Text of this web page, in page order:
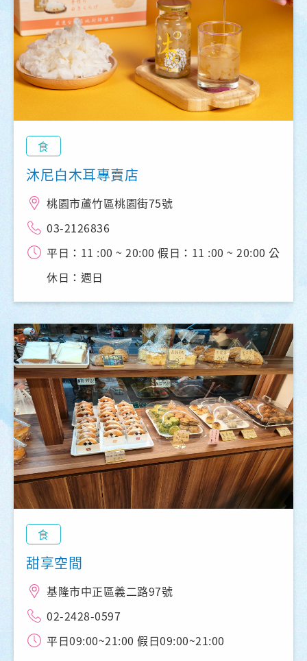
食
沐尼白木耳專賣店
桃園市蘆竹區桃園街75號
03-2126836
平日：11 :00 ~ 20:00 假日：11 :00 ~ 20:00 公
休日：週日
食
甜享空間
基隆市中正區義二路97號
02-2428-0597
平日09:00~21:00 假日09:00~21:00